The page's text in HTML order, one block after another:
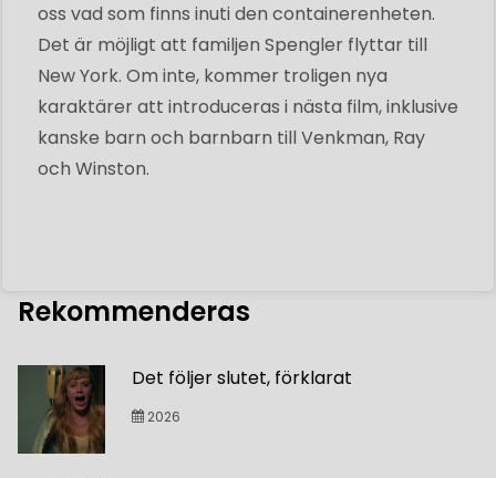
oss vad som finns inuti den containerenheten.
Det är möjligt att familjen Spengler flyttar till
New York. Om inte, kommer troligen nya
karaktärer att introduceras i nästa film, inklusive
kanske barn och barnbarn till Venkman, Ray
och Winston.
Rekommenderas
Det följer slutet, förklarat
2026